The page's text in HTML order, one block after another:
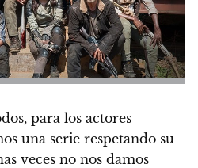
para los actores
una serie respetando su
veces no nos damos